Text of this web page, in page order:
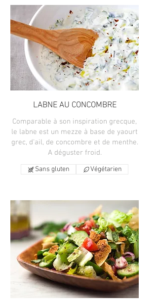
LABNE AU CONCOMBRE
Comparable à son inspiration grecque,
le labne est un mezze à base de yaourt
grec, d'ail, de concombre et de menthe.
A déguster froid.
Sans gluten Végétarien